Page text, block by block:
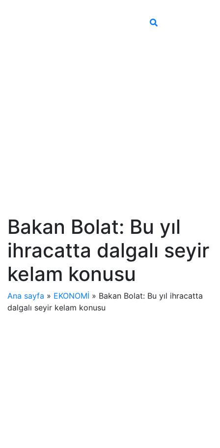
Bakan Bolat: Bu yıl
ihracatta dalgalı seyir
kelam konusu
Ana sayfa » EKONOMİ » Bakan Bolat: Bu yıl ihracatta
dalgalı seyir kelam konusu